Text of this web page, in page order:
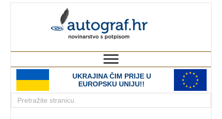
UKRAJINA ČIM PRIJE U
EUROPSKU UNIJU!!